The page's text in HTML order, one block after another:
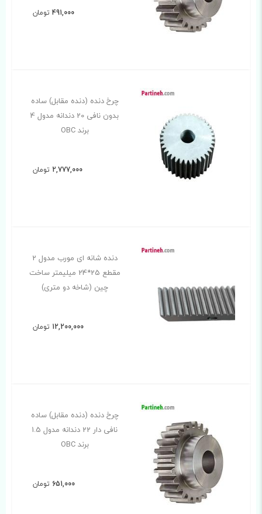
491,000 تومان
چرخ دنده (دنده مقابل) ساده
بدون نافی 20 دندانه مدول 4
برند OBC
2,777,000 تومان
دنده شانه ای مورب مدول 2
مقطع 25*24 میلیمتر ساخت
چین (شاخه دو متری)
12,200,000 تومان
چرخ دنده (دنده مقابل) ساده
نافی دار 22 دندانه مدول 1.5
برند OBC
651,000 تومان